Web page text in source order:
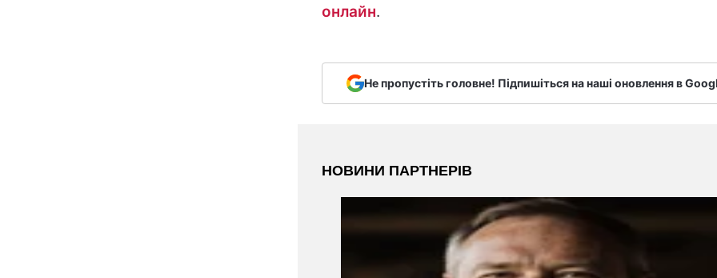
онлайн.
Не пропустіть головне! Підпишіться на наші оновлення в